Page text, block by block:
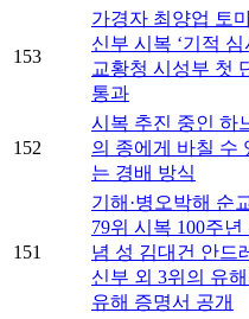
153
가경자 최양업 토
신부 시복 ‘기적 심
교황청 시성부 첫
통과
152
시복 추진 중인 하
의 종에게 바칠 수
는 경배 방식
151
기해·병오박해 순
79위 시복 100주년
념 성 김대건 안드
신부 외 3위의 유
유해 증명서 공개